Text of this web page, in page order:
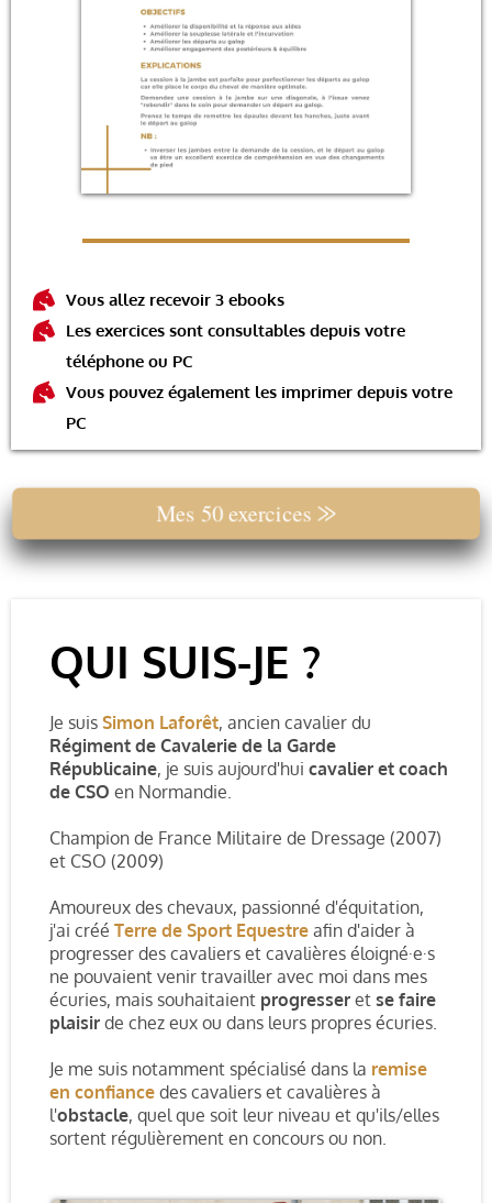
Vous allez recevoir 3 ebooks
Les exercices sont consultables depuis votre
téléphone ou PC
Vous pouvez également les imprimer depuis votre
PC
Mes 50 exercices ⨠
QUI SUIS-JE ?
Je suis Simon Laforêt, ancien cavalier du
Régiment de Cavalerie de la Garde
Républicaine, je suis aujourd'hui cavalier et coach
de CSO en Normandie.
Champion de France Militaire de Dressage (2007)
et CSO (2009)
Amoureux des chevaux, passionné d'équitation,
j'ai créé Terre de Sport Equestre afin d'aider à
progresser des cavaliers et cavalières éloigné·e·s
ne pouvaient venir travailler avec moi dans mes
écuries, mais souhaitaient progresser et se faire
plaisir de chez eux ou dans leurs propres écuries.
Je me suis notamment spécialisé dans la remise
en confiance des cavaliers et cavalières à
l'obstacle, quel que soit leur niveau et qu'ils/elles
sortent régulièrement en concours ou non.